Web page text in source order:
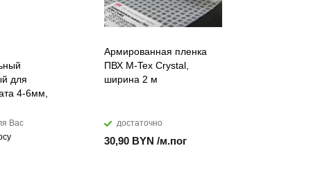
для
4-6мм,
Вас
Армированная пленка
ПВХ M-Tex Crystal,
ширина 2 м
достаточно
30,90 BYN /м.пог